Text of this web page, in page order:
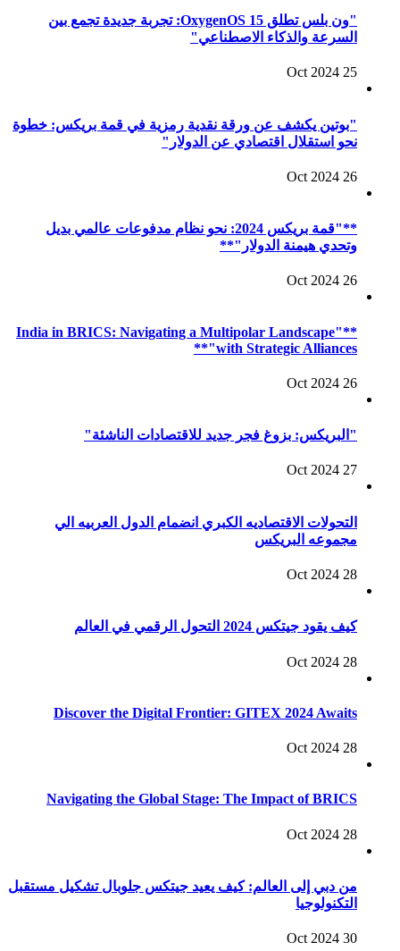
"ون بلس تطلق OxygenOS 15: تجربة جديدة تجمع بين
السرعة والذكاء الاصطناعي"
25 Oct 2024
"بوتين يكشف عن ورقة نقدية رمزية في قمة بريكس: خطوة
نحو استقلال اقتصادي عن الدولار"
26 Oct 2024
**"قمة بريكس 2024: نحو نظام مدفوعات عالمي بديل
وتحدي هيمنة الدولار"**
26 Oct 2024
**"India in BRICS: Navigating a Multipolar Landscape
with Strategic Alliances"**
26 Oct 2024
"البريكس: بزوغ فجر جديد للاقتصادات الناشئة"
27 Oct 2024
التحولات الاقتصاديه الكبري انضمام الدول العربيه الي
مجموعه البريكس
28 Oct 2024
كيف يقود جيتكس 2024 التحول الرقمي في العالم
28 Oct 2024
Discover the Digital Frontier: GITEX 2024 Awaits
28 Oct 2024
Navigating the Global Stage: The Impact of BRICS
28 Oct 2024
من دبي إلى العالم: كيف يعيد جيتكس جلوبال تشكيل مستقبل
التكنولوجيا
30 Oct 2024